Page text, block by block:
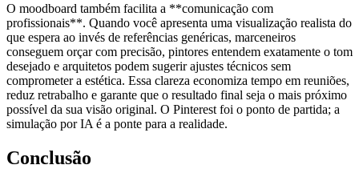
O moodboard também facilita a **comunicação com
profissionais**. Quando você apresenta uma visualização realista do
que espera ao invés de referências genéricas, marceneiros
conseguem orçar com precisão, pintores entendem exatamente o tom
desejado e arquitetos podem sugerir ajustes técnicos sem
comprometer a estética. Essa clareza economiza tempo em reuniões,
reduz retrabalho e garante que o resultado final seja o mais próximo
possível da sua visão original. O Pinterest foi o ponto de partida; a
simulação por IA é a ponte para a realidade.
Conclusão